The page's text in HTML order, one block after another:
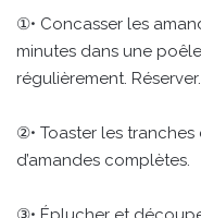
①• Concasser les
minutes dans une
régulièrement. Réserver.
②• Toaster les
d’amandes complètes.